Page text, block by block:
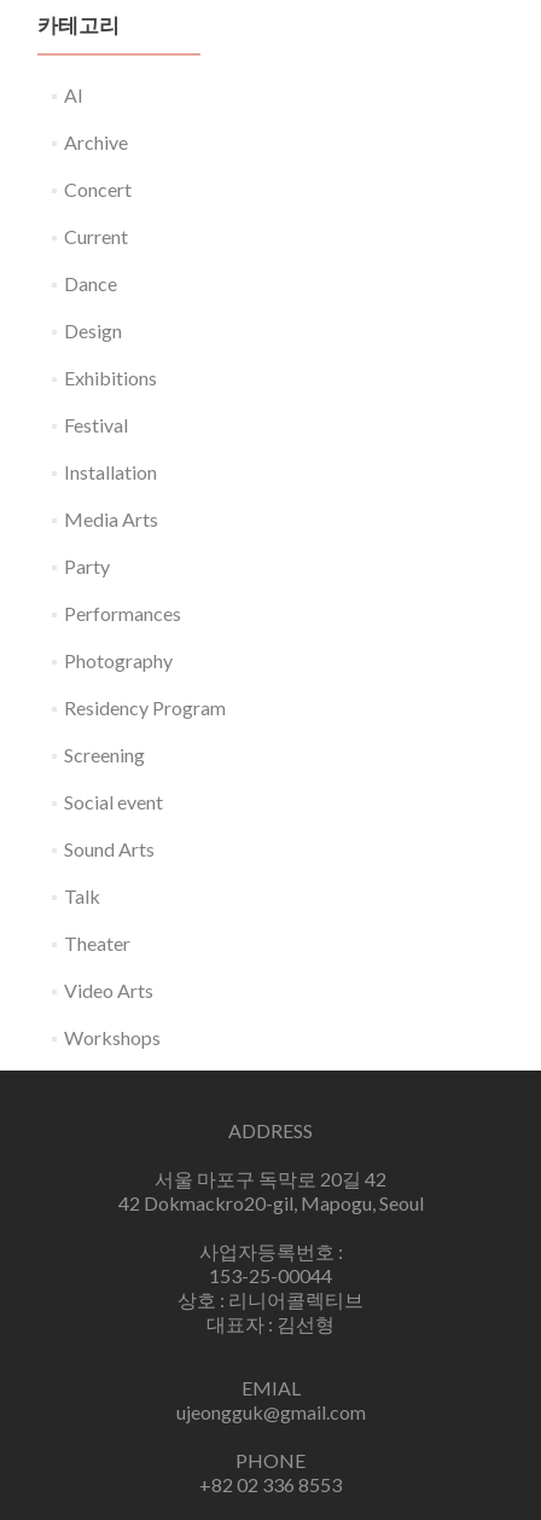
카테고리
AI
Archive
Concert
Current
Dance
Design
Exhibitions
Festival
Installation
Media Arts
Party
Performances
Photography
Residency Program
Screening
Social event
Sound Arts
Talk
Theater
Video Arts
Workshops
ADDRESS
서울 마포구 독막로 20길 42
42 Dokmackro20-gil, Mapogu, Seoul
사업자등록번호 :
153-25-00044
상호 : 리니어콜렉티브
대표자 : 김선형
EMIAL
ujeongguk@gmail.com
PHONE
+82 02 336 8553